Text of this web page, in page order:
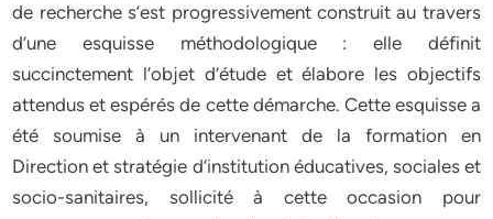
de recherche s’est progressivement construit au travers
d’une esquisse méthodologique : elle définit
succinctement l’objet d’étude et élabore les objectifs
attendus et espérés de cette démarche. Cette esquisse a
été soumise à un intervenant de la formation en
Direction et stratégie d’institution éducatives, sociales et
socio-sanitaires, sollicité à cette occasion pour